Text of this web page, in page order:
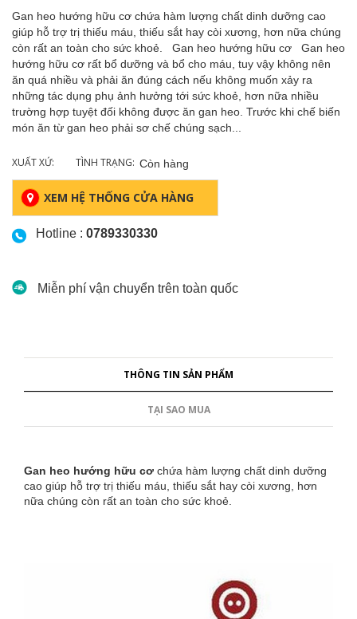
Gan heo hướng hữu cơ chứa hàm lượng chất dinh dưỡng cao
giúp hỗ trợ trị thiếu máu, thiếu sắt hay còi xương, hơn nữa chúng
còn rất an toàn cho sức khoẻ. Gan heo hướng hữu cơ Gan heo
hướng hữu cơ rất bổ dưỡng và bổ cho máu, tuy vậy không nên
ăn quá nhiều và phải ăn đúng cách nếu không muốn xảy ra
những tác dụng phụ ảnh hưởng tới sức khoẻ, hơn nữa nhiều
trường hợp tuyệt đối không được ăn gan heo. Trước khi chế biến
món ăn từ gan heo phải sơ chế chúng sạch...
XUẤT XỨ: TÌNH TRẠNG: Còn hàng
XEM HỆ THỐNG CỬA HÀNG
Hotline : 0789330330
Miễn phí vận chuyển trên toàn quốc
THÔNG TIN SẢN PHẨM
TẠI SAO MUA
Gan heo hướng hữu cơ chứa hàm lượng chất dinh dưỡng
cao giúp hỗ trợ trị thiếu máu, thiếu sắt hay còi xương, hơn
nữa chúng còn rất an toàn cho sức khoẻ.